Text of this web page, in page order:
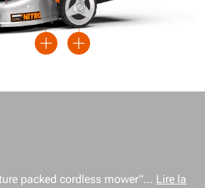
Plus
Plus
packed cordless mower”… Lire la